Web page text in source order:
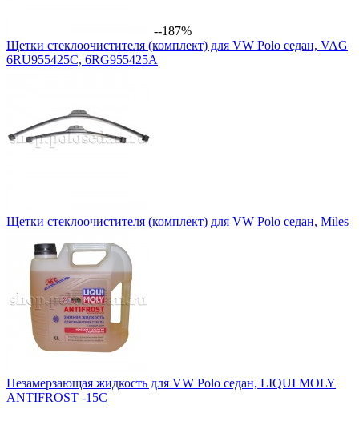
--187%
Щетки стеклоочистителя (комплект) для VW Polo седан, VAG
6RU955425C, 6RG955425A
Щетки стеклоочистителя (комплект) для VW Polo седан, Miles
Незамерзающая жидкость для VW Polo седан, LIQUI MOLY
ANTIFROST -15С